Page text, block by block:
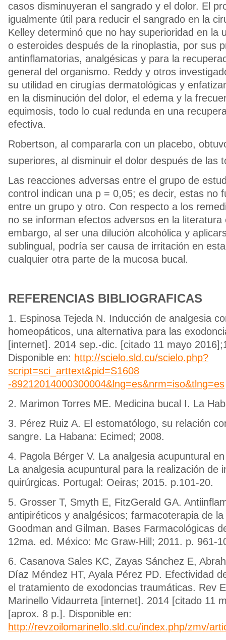
casos disminuyeran el sangrado y el dolor. El
igualmente útil para reducir el sangrado en la
Kelley determinó que no hay superioridad en la
o esteroides después de la rinoplastia, por sus
antinflamatorias, analgésicas y para la
general del organismo. Reddy y otros
su utilidad en cirugías dermatológicas y
en la disminución del dolor, el edema y la
equimosis, todo lo cual redunda en una
efectiva.
Robertson, al compararla con un placebo,
superiores, al disminuir el dolor después de las
Las reacciones adversas entre el grupo de
control indican una p = 0,05; es decir, estas no
entre un grupo y otro. Con respecto a los
no se informan efectos adversos en la literatura
embargo, al ser una dilución alcohólica y
sublingual, podría ser causa de irritación en
cualquier otra parte de la mucosa bucal.
REFERENCIAS BIBLIOGRAFICAS
1. Espinosa Tejeda N. Inducción de analgesia
homeopáticos, una alternativa para las
[internet]. 2014 sep.-dic. [citado 11 mayo
Disponible en: http://scielo.sld.cu/scielo.php?
script=sci_arttext&pid=S1608
-89212014000300004&lng=es&nrm=iso&tlng=es
2. Marimon Torres ME. Medicina bucal I. La
3. Pérez Ruiz A. El estomatólogo, su relación
sangre. La Habana: Ecimed; 2008.
4. Pagola Bérger V. La analgesia acupuntural
La analgesia acupuntural para la realización de
quirúrgicas. Portugal: Oeiras; 2015. p.101-20.
5. Grosser T, Smyth E, FitzGerald GA.
antipiréticos y analgésicos; farmacoterapia de
Goodman and Gilman. Bases Farmacológicas
12ma. ed. México: Mc Graw-Hill; 2011. p. 961-
6. Casanova Sales KC, Zayas Sánchez E,
Díaz Méndez HT, Ayala Pérez PD. Efectividad
el tratamiento de exodoncias traumáticas. Rev
Marinello Vidaurreta [internet]. 2014 [citado 11
[aprox. 8 p.]. Disponible en:
http://revzoilomarinello.sld.cu/index.php/zmv/